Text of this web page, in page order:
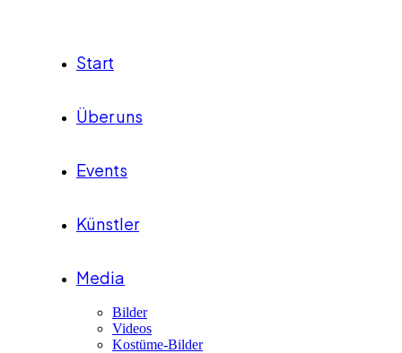
Start
Über uns
Events
Künstler
Media
Bilder
Videos
Kostüme-Bilder